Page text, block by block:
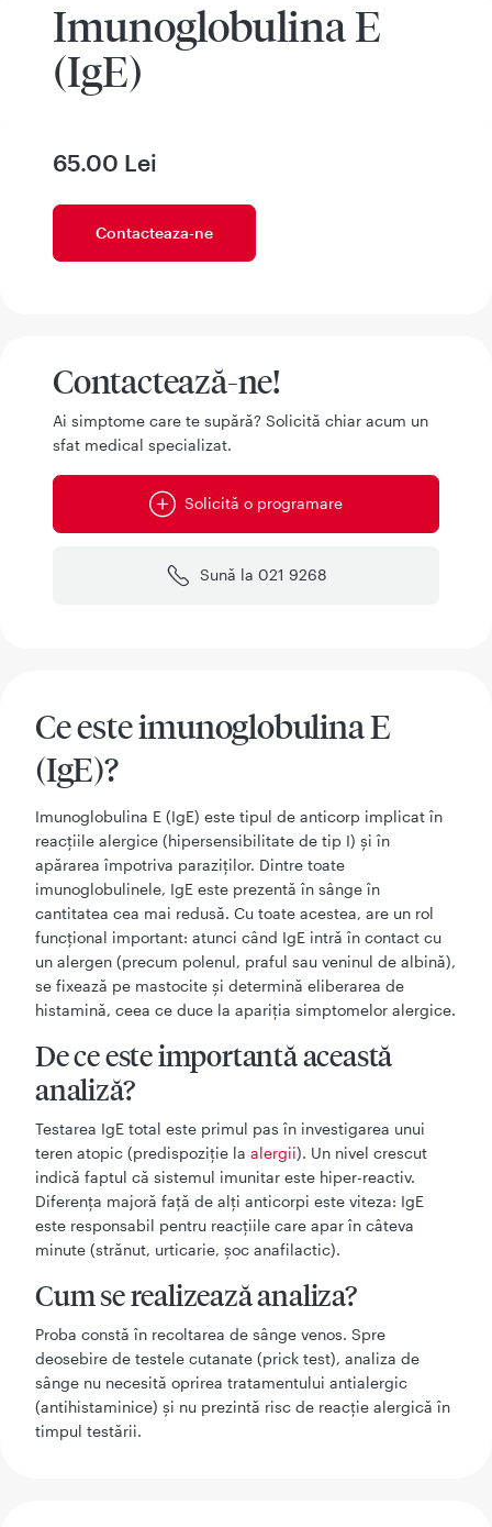
Imunoglobulina E
(IgE)
65.00 Lei
Contacteaza-ne
Contactează-ne!
Ai simptome care te supără? Solicită chiar acum un
sfat medical specializat.
Solicită o programare
Sună la 021 9268
Ce este imunoglobulina E
(IgE)?
Imunoglobulina E (IgE) este tipul de anticorp implicat în
reacțiile alergice (hipersensibilitate de tip I) și în
apărarea împotriva paraziților. Dintre toate
imunoglobulinele, IgE este prezentă în sânge în
cantitatea cea mai redusă. Cu toate acestea, are un rol
funcțional important: atunci când IgE intră în contact cu
un alergen (precum polenul, praful sau veninul de albină),
se fixează pe mastocite și determină eliberarea de
histamină, ceea ce duce la apariția simptomelor alergice.
De ce este importantă această
analiză?
Testarea IgE total este primul pas în investigarea unui
teren atopic (predispoziție la alergii). Un nivel crescut
indică faptul că sistemul imunitar este hiper-reactiv.
Diferența majoră față de alți anticorpi este viteza: IgE
este responsabil pentru reacțiile care apar în câteva
minute (strănut, urticarie, șoc anafilactic).
Cum se realizează analiza?
Proba constă în recoltarea de sânge venos. Spre
deosebire de testele cutanate (prick test), analiza de
sânge nu necesită oprirea tratamentului antialergic
(antihistaminice) și nu prezintă risc de reacție alergică în
timpul testării.